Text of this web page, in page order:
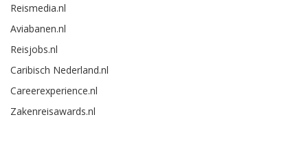
Reismedia.nl
Aviabanen.nl
Reisjobs.nl
Caribisch Nederland.nl
Careerexperience.nl
Zakenreisawards.nl